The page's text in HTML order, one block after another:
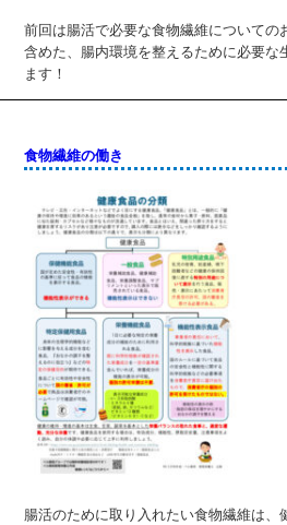
前回は腸活で必要な食物繊維についての
含めた、腸内環境を整えるために必要な
ます！
食物繊維の働き
腸活のために取り入れたい食物繊維は、